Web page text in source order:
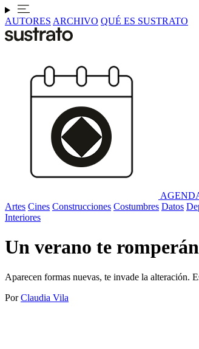
AUTORES ARCHIVO QUÉ ES SUSTRATO
Artes Cines Construcciones Costumbres Datos
Interiores
Un verano te
Aparecen formas nuevas, te invade la alteración.
Por Claudia Vila